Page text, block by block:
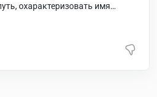
охарактеризовать имя